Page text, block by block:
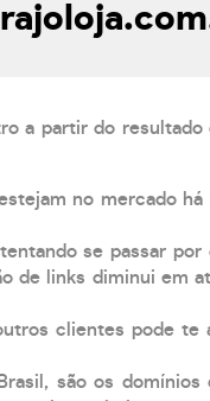
a partir do
no mercado
se passar
de links diminui em
clientes pode
são os